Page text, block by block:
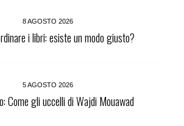
8 AGOSTO 2026
i libri: esiste un modo giusto?
5 AGOSTO 2026
Come gli uccelli di Wajdi Mouawad